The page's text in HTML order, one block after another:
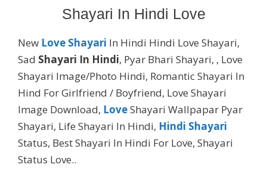
Shayari In Hindi Love
New Love Shayari In Hindi Hindi Love Shayari,
Sad Shayari In Hindi, Pyar Bhari Shayari, , Love
Shayari Image/Photo Hindi, Romantic Shayari In
Hind For Girlfriend / Boyfriend, Love Shayari
Image Download, LoveShayari Wallpapar Pyar
Shayari, Life Shayari In Hindi, Hindi Shayari
Status, Best Shayari In Hindi For Love, Shayari
Status Love..